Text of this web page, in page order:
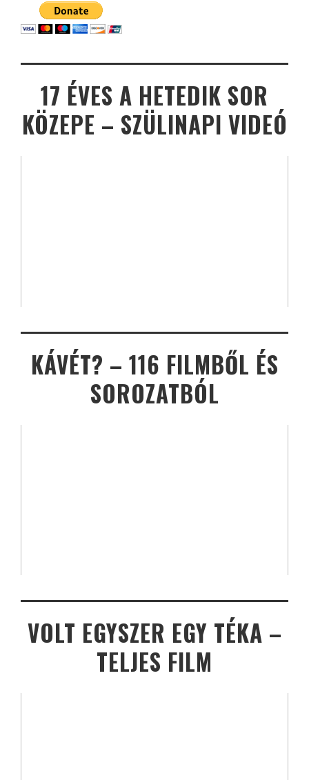
17 ÉVES A HETEDIK SOR
KÖZEPE – SZÜLINAPI VIDEÓ
KÁVÉT? – 116 FILMBŐL ÉS
SOROZATBÓL
VOLT EGYSZER EGY TÉKA –
TELJES FILM